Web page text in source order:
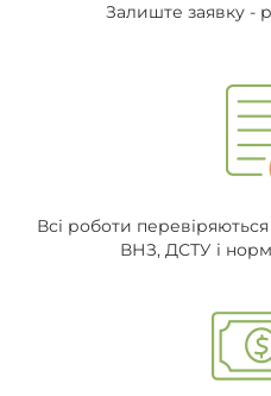
Залиште заявку -
Всі роботи
ВНЗ, ДСТУ і